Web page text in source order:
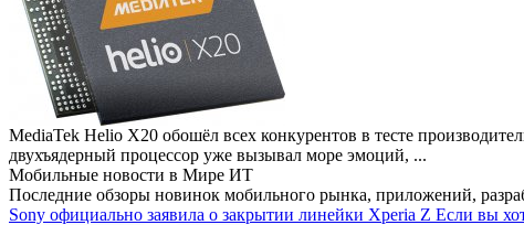
MediaTek Helio X20 обошёл всех конкурентов в тесте
двухъядерный процессор уже вызывал море эмоций, ...
Мобильные новости в Мире ИТ
Последние обзоры новинок мобильного рынка, приложений,
Sony официально заявила о закрытии линейки Xperia Z Если вы